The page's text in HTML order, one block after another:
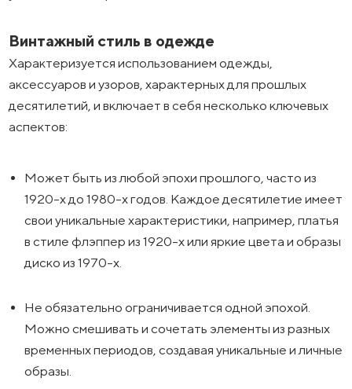
Винтажный стиль в одежде
Характеризуется использованием одежды,
аксессуаров и узоров, характерных для прошлых
десятилетий, и включает в себя несколько ключевых
аспектов:
Может быть из любой эпохи прошлого, часто из
1920-х до 1980-х годов. Каждое десятилетие имеет
свои уникальные характеристики, например, платья
в стиле флэппер из 1920-х или яркие цвета и образы
диско из 1970-х.
Не обязательно ограничивается одной эпохой.
Можно смешивать и сочетать элементы из разных
временных периодов, создавая уникальные и личные
образы.